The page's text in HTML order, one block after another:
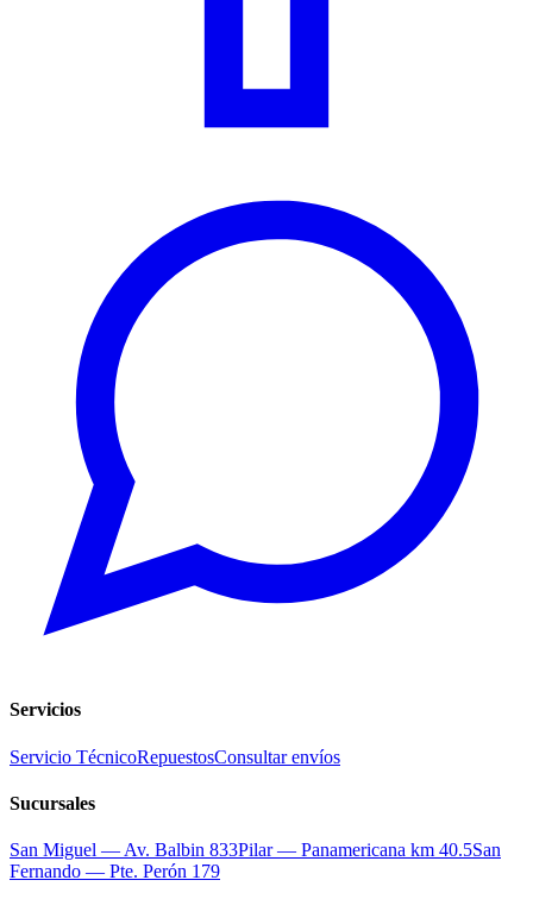
Servicios
Servicio TécnicoRepuestosConsultar envíos
Sucursales
San Miguel — Av. Balbin 833Pilar — Panamericana km 40.5San
Fernando — Pte. Perón 179